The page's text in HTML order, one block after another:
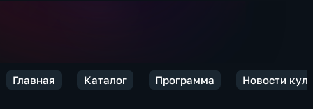
Главная Каталог Программа Новости